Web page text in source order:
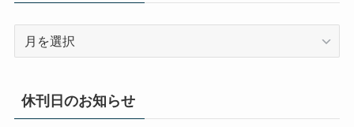
イ
ブ
休刊日のお知らせ